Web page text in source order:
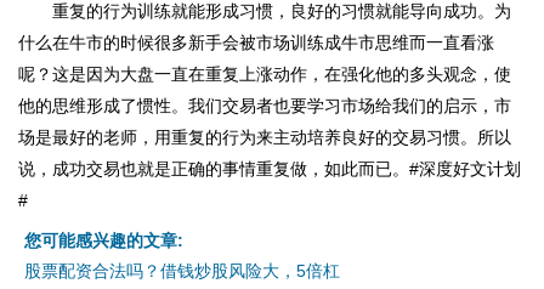
重复的行为训练就能形成习惯，良好的习惯就能导向成功。为
什么在牛市的时候很多新手会被市场训练成牛市思维而一直看涨
呢？这是因为大盘一直在重复上涨动作，在强化他的多头观念，使
他的思维形成了惯性。我们交易者也要学习市场给我们的启示，市
场是最好的老师，用重复的行为来主动培养良好的交易习惯。所以
说，成功交易也就是正确的事情重复做，如此而已。#深度好文计划
#
您可能感兴趣的文章:
股票配资合法吗？借钱炒股风险大，5倍杠